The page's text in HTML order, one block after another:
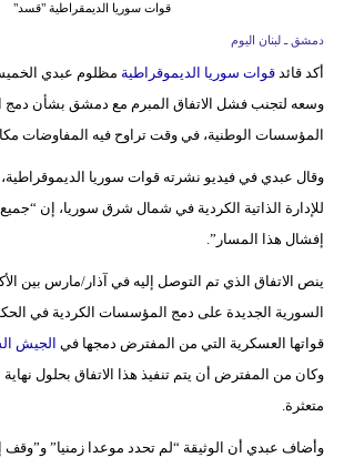
قوات سوريا الديمقراطية "قسد"
دمشق ـ لبنان اليوم
أكد قائد قوات سوريا الديموقراطية مظلوم عبدي
وسعه لتجنب فشل الاتفاق المبرم مع دمشق بشأن دمج
المؤسسات الوطنية، في وقت تراوح فيه المفاوضات
وقال عبدي في فيديو نشرته قوات سوريا الديموقراطية،
للإدارة الذاتية الكردية في شمال شرق سوريا، إن
إفشال هذا المسار”.
ينص الاتفاق الذي تم التوصل إليه في آذار/مارس بين
السورية الجديدة على دمج المؤسسات الكردية في
قواتها العسكرية التي من المفترض دمجها في الجيش
وكان من المفترض أن يتم تنفيذ هذا الاتفاق بحلول
متعثرة.
وأضاف عبدي أن الوثيقة “لم تحدد موعدا زمنيا” و”وقف